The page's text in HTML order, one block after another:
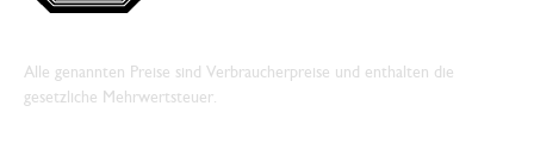
Alle genannten Preise sind Verbraucherpreise und enthalten die
gesetzliche Mehrwertsteuer.